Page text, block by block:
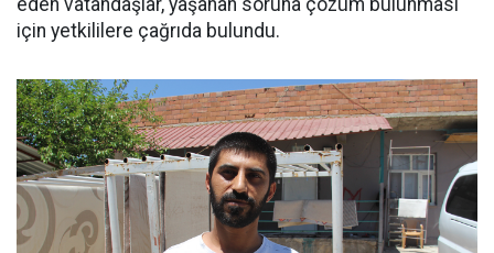
eden vatandaşlar, yaşanan soruna çözüm bulunması
için yetkililere çağrıda bulundu.